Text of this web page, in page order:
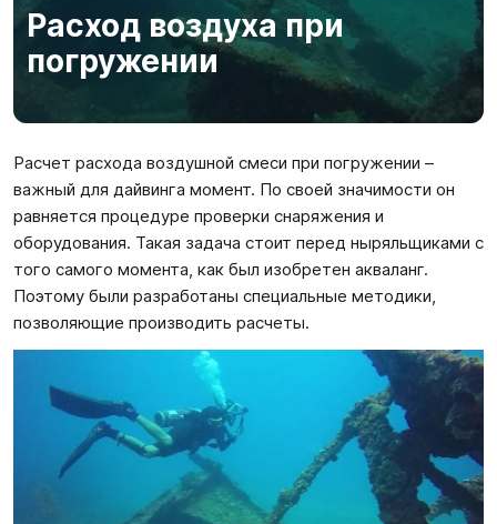
Подарочные
Карты
Акции
Расход воздуха при
погружении
Расчет расхода воздушной смеси при погружении –
важный для дайвинга момент. По своей значимости он
равняется процедуре проверки снаряжения и
оборудования. Такая задача стоит перед ныряльщиками с
того самого момента, как был изобретен акваланг.
Поэтому были разработаны специальные методики,
позволяющие производить расчеты.